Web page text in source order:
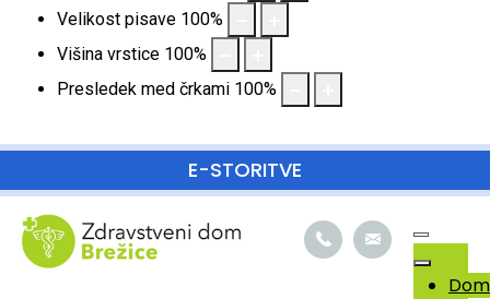
Velikost pisave 100%
Višina vrstice 100%
Presledek med črkami 100%
SKOČI DO OSREDNJE VSEBINE
E-STORITVE